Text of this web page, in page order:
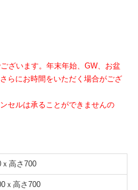
ざいます。年末年始、GW、お盆
らにお時間をいただく場合がござ
セルは承ることができませんの
高さ700
ｘ高さ700